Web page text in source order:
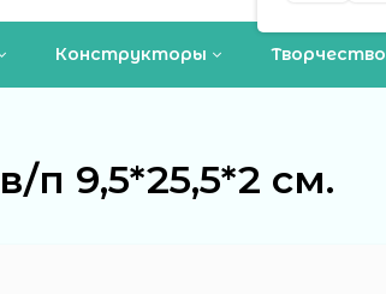
Конструкторы Творчество
п 9,5*25,5*2 см.